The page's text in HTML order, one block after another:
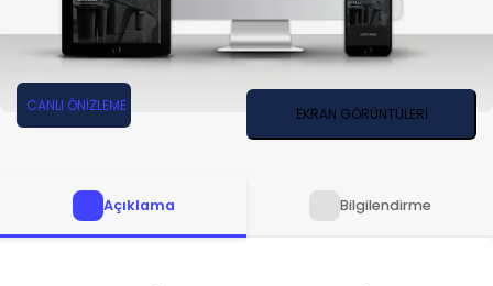
CANLI ÖNİZLEME EKRAN GÖRÜNTÜLERİ
Açıklama Bilgilendirme